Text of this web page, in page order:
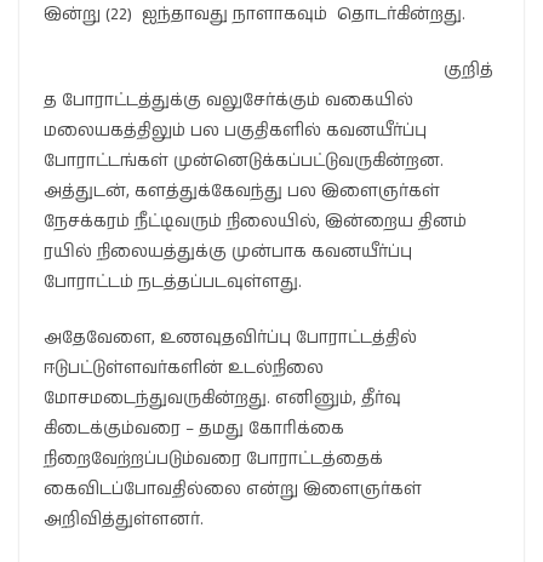
இன்று (22) ஐந்தாவது நாளாகவும் தொடர்கின்றது.
குறித்
த போராட்டத்துக்கு வலுசேர்க்கும் வகையில்
மலையகத்திலும் பல பகுதிகளில் கவனயீர்ப்பு
போராட்டங்கள் முன்னெடுக்கப்பட்டுவருகின்றன.
அத்துடன், களத்துக்கேவந்து பல இளைஞர்கள்
நேசக்கரம் நீட்டிவரும் நிலையில், இன்றைய தினம்
ரயில் நிலையத்துக்கு முன்பாக கவனயீர்ப்பு
போராட்டம் நடத்தப்படவுள்ளது.
அதேவேளை, உணவுதவிர்ப்பு போராட்டத்தில்
ஈடுபட்டுள்ளவர்களின் உடல்நிலை
மோசமடைந்துவருகின்றது. எனினும், தீர்வு
கிடைக்கும்வரை – தமது கோரிக்கை
நிறைவேற்றப்படும்வரை போராட்டத்தைக்
கைவிடப்போவதில்லை என்று இளைஞர்கள்
அறிவித்துள்ளனர்.